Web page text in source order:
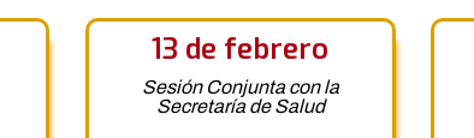
13 de febrero
Sesión Conjunta con la
Secretaría de Salud